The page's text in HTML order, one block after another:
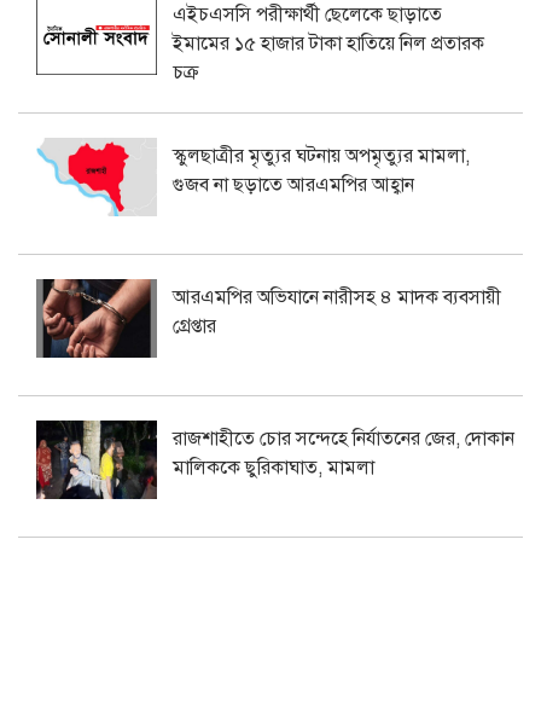
এইচএসসি পরীক্ষার্থী ছেলেকে ছাড়াতে
ইমামের ১৫ হাজার টাকা হাতিয়ে নিল প্রতারক
চক্র
স্কুলছাত্রীর মৃত্যুর ঘটনায় অপমৃত্যুর মামলা,
গুজব না ছড়াতে আরএমপির আহ্বান
আরএমপির অভিযানে নারীসহ ৪ মাদক ব্যবসায়ী
গ্রেপ্তার
রাজশাহীতে চোর সন্দেহে নির্যাতনের জের, দোকান
মালিককে ছুরিকাঘাত, মামলা